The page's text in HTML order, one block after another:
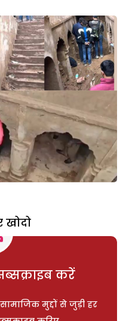
खोदो
करें
मुद्दों से जुड़ी हर